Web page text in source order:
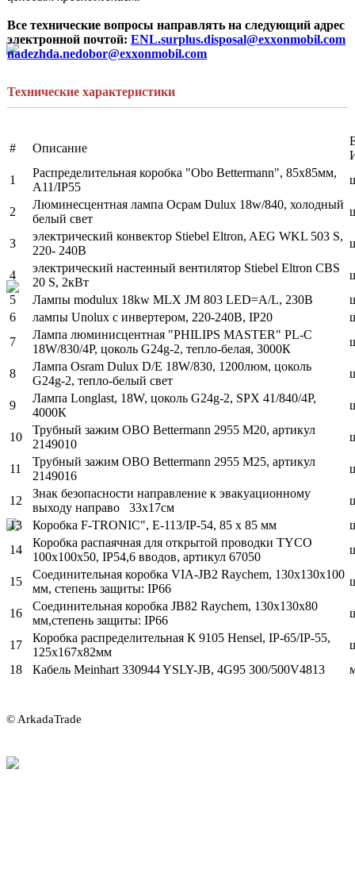
Все технические вопросы направлять на следующий адрес
электронной почтой: ENL.surplus.disposal@exxonmobil.com
nadezhda.nedobor@exxonmobil.com
Технические характеристики
# Описание
1
Распределительная коробка "Obo Bettermann", 85х85мм,
A11/IP55
2
Люминесцентная лампа Осрам Dulux 18w/840, холодный
белый свет
3
электрический конвектор Stiebel Eltron, AEG WKL 503 S,
220- 240В
4
электрический настенный вентилятор Stiebel Eltron CBS
20 S, 2кВт
5
Лампы modulux 18kw MLX JM 803 LED=A/L, 230В
6
лампы Unolux c инвертером, 220-240В, IP20
7
Лампа люминисцентная "PHILIPS MASTER" PL-C
18W/830/4P, цоколь G24g-2, тепло-белая, 3000К
8
Лампа Osram Dulux D/E 18W/830, 1200люм, цоколь
G24g-2, тепло-белый свет
9
Лампа Longlast, 18W, цоколь G24g-2, SPX 41/840/4P,
4000К
10
Трубный зажим OBO Bettermann 2955 M20, артикул
2149010
11
Трубный зажим OBO Bettermann 2955 M25, артикул
2149016
12
Знак безопасности направление к эвакуационному
выходу направо 33х17см
13
Коробка F-TRONIC", E-113/IP-54, 85 x 85 мм
14
Коробка распаячная для открытой проводки TYCO
100х100х50, IP54,6 вводов, артикул 67050
15
Соединительная коробка VIA-JB2 Raychem, 130x130x100
мм, степень защиты: IP66
16
Соединительная коробка JB82 Raychem, 130x130x80
мм,степень защиты: IP66
17
Коробка распределительная К 9105 Hensel, IP-65/IP-55,
125х167х82мм
18
Кабель Meinhart 330944 YSLY-JB, 4G95 300/500V4813
© ArkadaTrade